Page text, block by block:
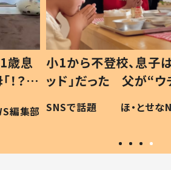
歳息
？」
編集部
小1から不登校、息子
ッド」だった 父が“
作り続ける理由とは #
#令和の子
SNSで話題 ほ・とせ